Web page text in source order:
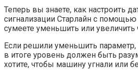
Теперь вы знаете, как настроить
сигнализации Старлайн с помощью
сумеете уменьшить или увеличить
Если решили уменьшить
в итоге уровень должен быть
хотите, чтобы машину угнали или